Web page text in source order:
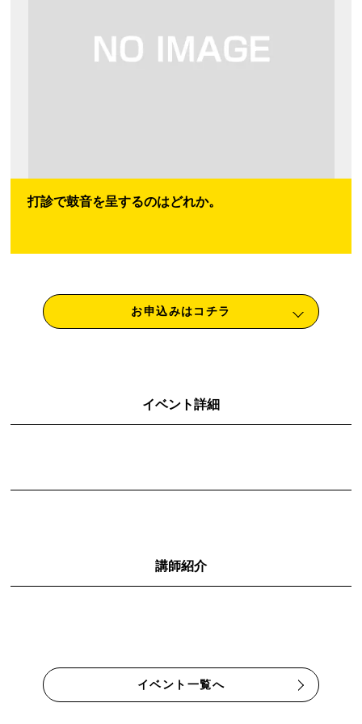
打診で鼓音を呈するのはどれか。
お申込みはコチラ
イベント詳細
講師紹介
イベント一覧へ